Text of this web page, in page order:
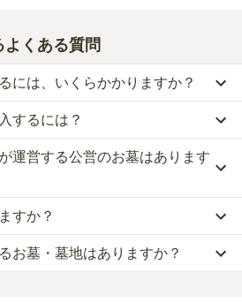
くある質問
には、いくらかかりますか？
は、一般墓が約281万円、樹木葬が約77
円です。
代使用料（土地代）」と「墓石代」の
料の平均は114万円で、墓石代は東京都
れも区画の広さや墓石の大きさ・素材
は、基本的に墓石代がかからず、永代
するには？
、常楽院墓苑 永代供養墓・樹木葬の永代
るのは、他の方のご遺骨と一緒に埋葬
」と呼ばれるタイプです。個別のお墓に
間がかからないため、費用が安く設定
万円〜30万円程度です。
運営する公営のお墓はあります
載がありません。
または市区町村が運営する公営の霊園が
すか？
あります。
の一覧をご覧ください。
お墓・墓地はありますか？